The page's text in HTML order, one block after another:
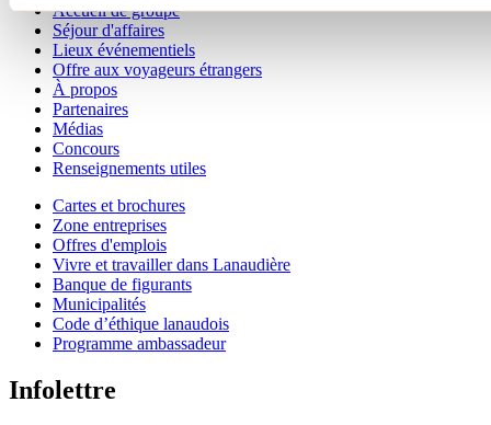
Accueil de groupe
Séjour d'affaires
Lieux événementiels
Offre aux voyageurs étrangers
À propos
Partenaires
Médias
Concours
Renseignements utiles
Cartes et brochures
Zone entreprises
Offres d'emplois
Vivre et travailler dans Lanaudière
Banque de figurants
Municipalités
Code d’éthique lanaudois
Programme ambassadeur
Infolettre